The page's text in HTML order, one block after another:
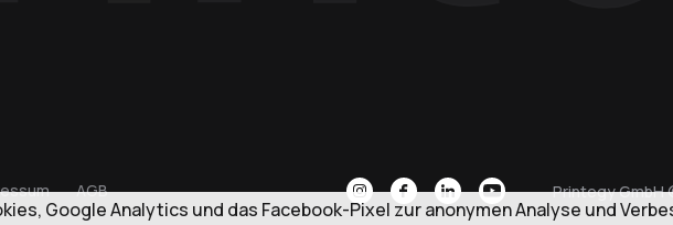
AGB Printegy GmbH
Google Analytics und das Facebook-Pixel zur anonymen Analyse und